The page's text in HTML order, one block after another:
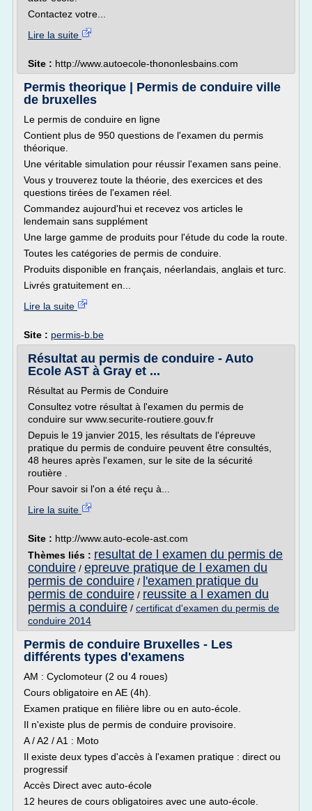
Contactez votre...
Lire la suite
Site : http://www.autoecole-thononlesbains.com
Permis theorique | Permis de conduire ville
de bruxelles
Le permis de conduire en ligne
Contient plus de 950 questions de l'examen du permis
théorique.
Une véritable simulation pour réussir l'examen sans peine.
Vous y trouverez toute la théorie, des exercices et des
questions tirées de l'examen réel.
Commandez aujourd'hui et recevez vos articles le
lendemain sans supplément
Une large gamme de produits pour l'étude du code la route.
Toutes les catégories de permis de conduire.
Produits disponible en français, néerlandais, anglais et turc.
Livrés gratuitement en...
Lire la suite
Site : permis-b.be
Résultat au permis de conduire - Auto
Ecole AST à Gray et ...
Résultat au Permis de Conduire
Consultez votre résultat à l'examen du permis de
conduire sur www.securite-routiere.gouv.fr
Depuis le 19 janvier 2015, les résultats de l'épreuve
pratique du permis de conduire peuvent être consultés,
48 heures après l'examen, sur le site de la sécurité
routière .
Pour savoir si l'on a été reçu à...
Lire la suite
Site : http://www.auto-ecole-ast.com
Thèmes liés : resultat de l examen du permis de
conduire / epreuve pratique de l examen du
permis de conduire / l'examen pratique du
permis de conduire / reussite a l examen du
permis a conduire / certificat d'examen du permis de
conduire 2014
Permis de conduire Bruxelles - Les
différents types d'examens
AM : Cyclomoteur (2 ou 4 roues)
Cours obligatoire en AE (4h).
Examen pratique en filière libre ou en auto-école.
Il n'existe plus de permis de conduire provisoire.
A / A2 / A1 : Moto
Il existe deux types d'accès à l'examen pratique : direct ou
progressif
Accès Direct avec auto-école
12 heures de cours obligatoires avec une auto-école.